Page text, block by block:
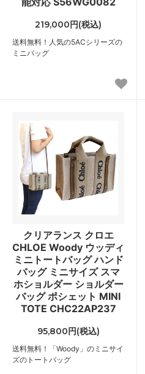
219,000円(税込)
送料無料！人気の5ACシリーズの
ミニバッグ
クリアランス クロエ
CHLOE Woody ウッディ
ミニトートバッグ ハンド
バッグ ミニサイズ スマ
ホショルダー ショルダー
バッグ ポシェット MINI
TOTE CHC22AP237
95,800円(税込)
送料無料！「Woody」のミニサイ
ズのトートバッグ